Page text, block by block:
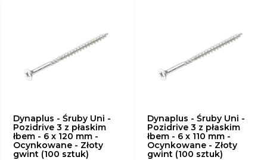
Dynaplus - Śruby Uni -
Pozidrive 3 z płaskim
łbem - 6 x 120 mm -
Ocynkowane - Złoty
gwint (100 sztuk)
Dynaplus - Śruby Uni -
Pozidrive 3 z płaskim
łbem - 6 x 110 mm -
Ocynkowane - Złoty
gwint (100 sztuk)